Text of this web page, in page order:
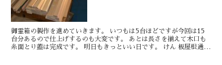
御霊箱の製作を進めていきます。 いつもは5台ほどですが今回は15
台分あるので仕上げするのも大変です。 あとは長さを揃えて木口も
糸面とり蓋は完成です。 明日もきっといい日です。 けん 板屋根通し